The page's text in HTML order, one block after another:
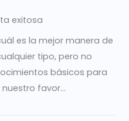
exitosa
es la mejor manera de
tipo, pero no
básicos para
favor...